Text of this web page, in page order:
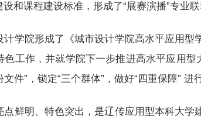
和课程建设标准，形成了“展赛演播”专业
学院形成了《城市设计学院高水平应用型
工作，并就学院下一步推进高水平应用型
件”，锁定“三个群体”，做好“四重保障” 进
鲜明、特色突出，是辽传应用型本科大学